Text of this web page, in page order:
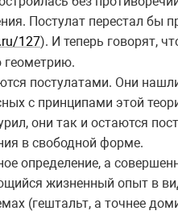
Постулат перестал бы
127). И теперь говорят,
геометрию.
постулатами. Они
с принципами этой
они так и остаются
в свободной форме.
определение, а
жизненный опыт в
(гештальт, а точнее